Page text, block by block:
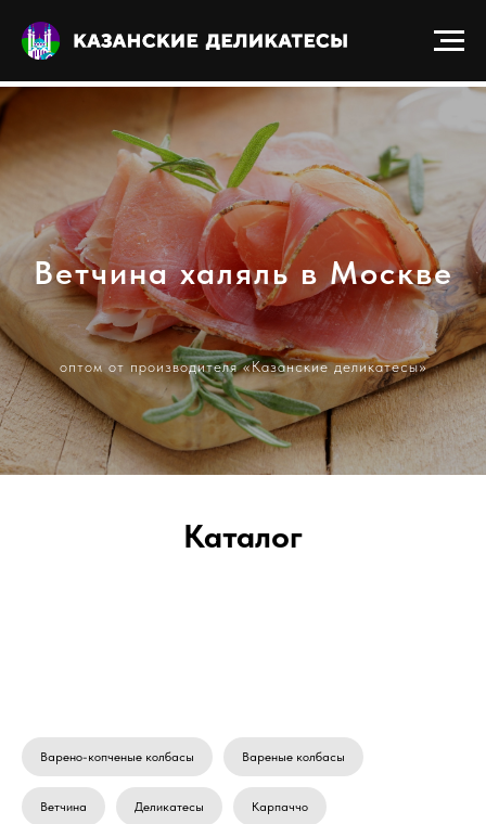
Получить прайс-лист
Ветчина халяль в Москве
оптом от производителя «Казанские деликатесы»
Каталог
Варено-копченые колбасы Вареные колбасы
Ветчина Деликатесы Карпаччо